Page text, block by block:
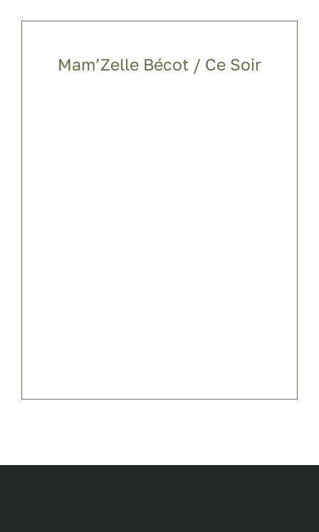
Mam’Zelle Bécot / Ce Soir